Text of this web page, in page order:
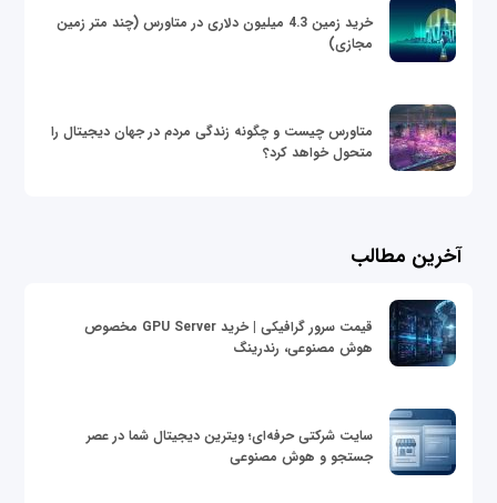
خرید زمین 4.3 میلیون دلاری در متاورس (چند متر زمین
مجازی)
متاورس چیست و چگونه زندگی مردم در جهان دیجیتال را
متحول خواهد کرد؟
آخرین مطالب
قیمت سرور گرافیکی | خرید GPU Server مخصوص
هوش مصنوعی، رندرینگ
سایت شرکتی حرفه‌ای؛ ویترین دیجیتال شما در عصر
جستجو و هوش مصنوعی